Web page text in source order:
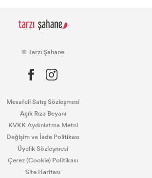
© Tarzı Şahane
Mesafeli Satış Sözleşmesi
Açık Rıza Beyanı
KVKK Aydınlatma Metni
Değişim ve İade Politikası
Üyelik Sözleşmesi
Çerez (Cookie) Politikası
Site Haritası